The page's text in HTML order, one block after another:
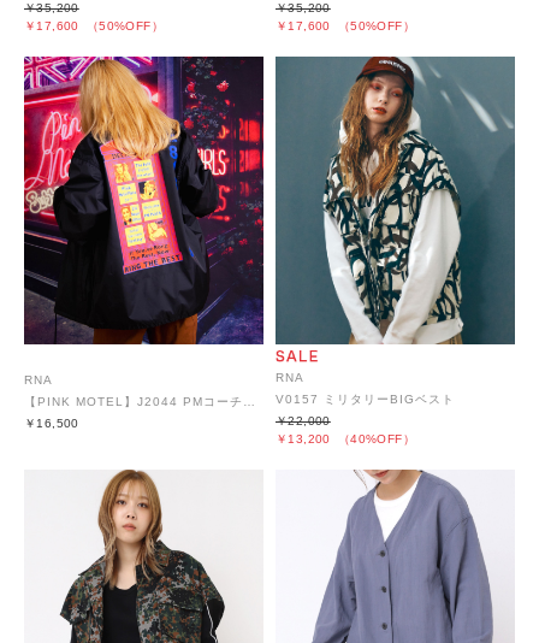
￥17,600 （50%OFF）
￥35,200
￥17,600 （50%OFF）
￥35,200
RNA
￥16,500
RNA
V0157 ミリタリーBIGベスト
￥13,200 （40%OFF）
￥22,000